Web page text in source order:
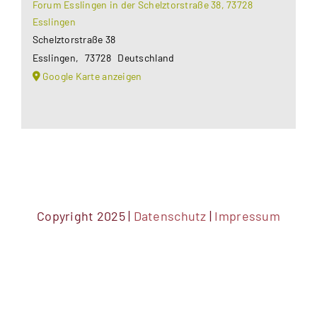
Forum Esslingen in der Schelztorstraße 38, 73728
Esslingen
Schelztorstraße 38
Esslingen, 73728 Deutschland
Google Karte anzeigen
Copyright 2025 | Datenschutz | Impressum